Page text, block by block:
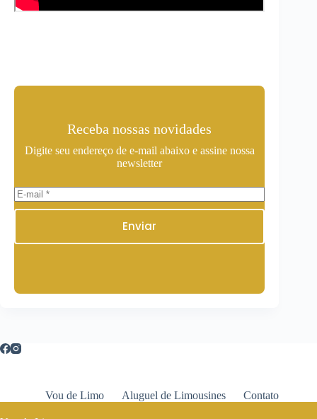
Receba nossas novidades
Digite seu endereço de e-mail abaixo e assine nossa
newsletter
Enviar
Vou de Limo Aluguel de Limousines Contato